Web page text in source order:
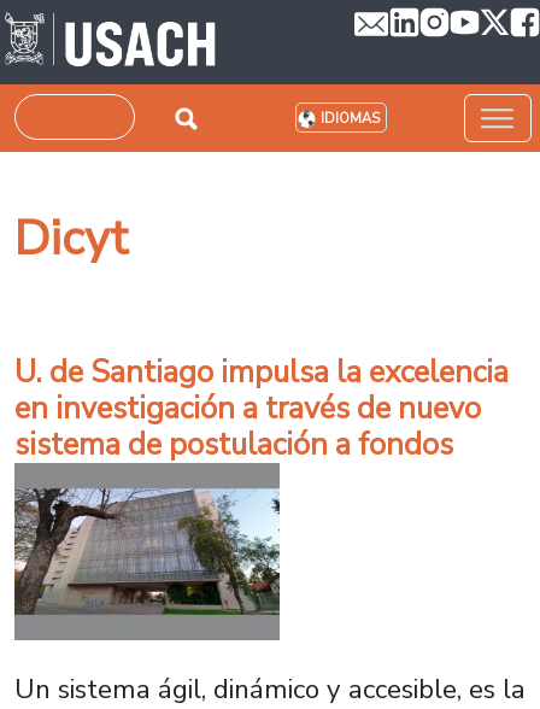
Pasar al contenido principal
Buscar IDIOMAS
Dicyt
U. de Santiago impulsa la excelencia
en investigación a través de nuevo
sistema de postulación a fondos
Un sistema ágil, dinámico y accesible, es la